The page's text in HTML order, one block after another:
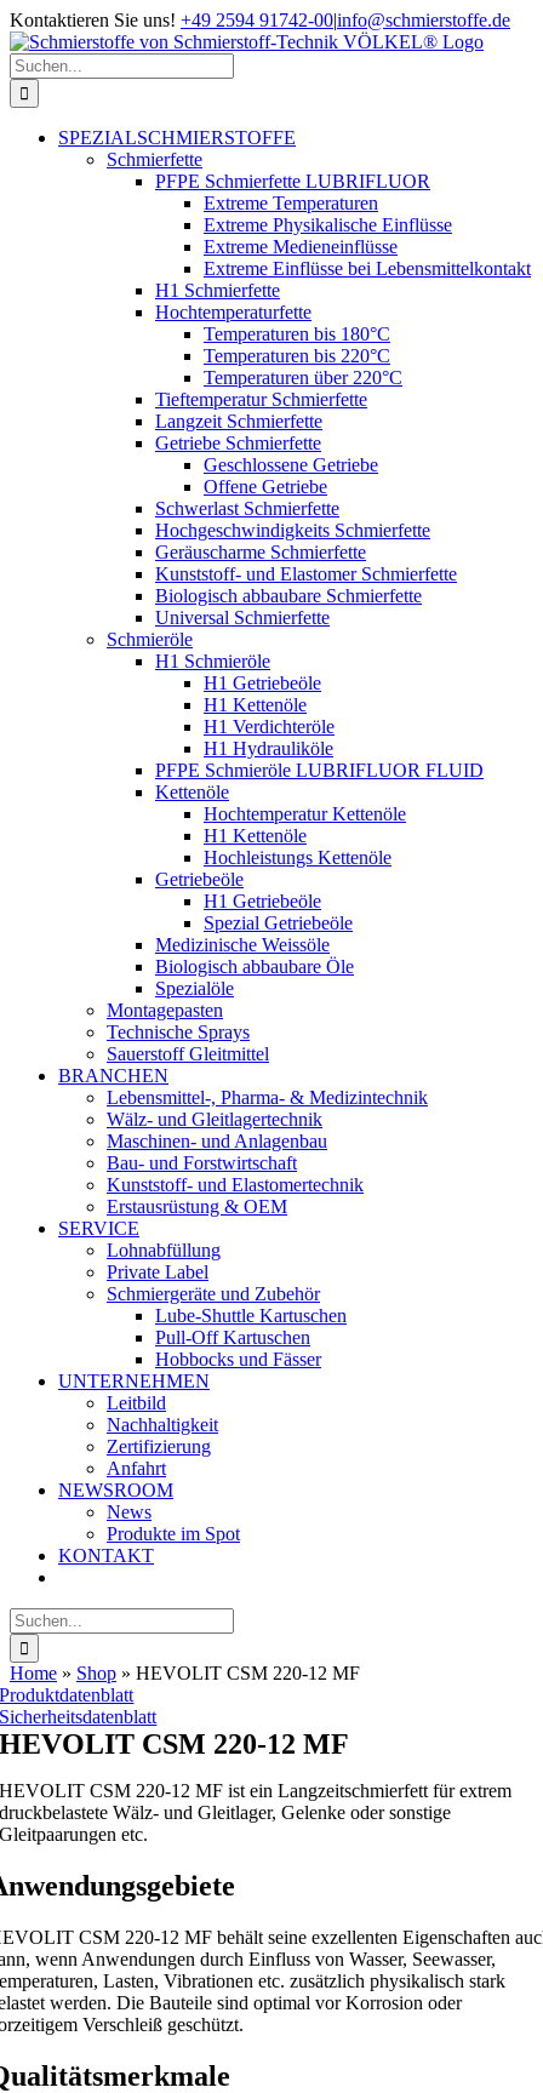
Zum
Inhalt
springen
Kontaktieren Sie uns! +49 2594 91742-00|info@schmierstoffe.de
Suche
nach:
SPEZIALSCHMIERSTOFFE
Schmierfette
PFPE Schmierfette LUBRIFLUOR
Extreme Temperaturen
Extreme Physikalische Einflüsse
Extreme Medieneinflüsse
Extreme Einflüsse bei Lebensmittelkontakt
H1 Schmierfette
Hochtemperaturfette
Temperaturen bis 180°C
Temperaturen bis 220°C
Temperaturen über 220°C
Tieftemperatur Schmierfette
Langzeit Schmierfette
Getriebe Schmierfette
Geschlossene Getriebe
Offene Getriebe
Schwerlast Schmierfette
Hochgeschwindigkeits Schmierfette
Geräuscharme Schmierfette
Kunststoff- und Elastomer Schmierfette
Biologisch abbaubare Schmierfette
Universal Schmierfette
Schmieröle
H1 Schmieröle
H1 Getriebeöle
H1 Kettenöle
H1 Verdichteröle
H1 Hydrauliköle
PFPE Schmieröle LUBRIFLUOR FLUID
Kettenöle
Hochtemperatur Kettenöle
H1 Kettenöle
Hochleistungs Kettenöle
Getriebeöle
H1 Getriebeöle
Spezial Getriebeöle
Medizinische Weissöle
Biologisch abbaubare Öle
Spezialöle
Montagepasten
Technische Sprays
Sauerstoff Gleitmittel
BRANCHEN
Lebensmittel-, Pharma- & Medizintechnik
Wälz- und Gleitlagertechnik
Maschinen- und Anlagenbau
Bau- und Forstwirtschaft
Kunststoff- und Elastomertechnik
Erstausrüstung & OEM
SERVICE
Lohnabfüllung
Private Label
Schmiergeräte und Zubehör
Lube-Shuttle Kartuschen
Pull-Off Kartuschen
Hobbocks und Fässer
UNTERNEHMEN
Leitbild
Nachhaltigkeit
Zertifizierung
Anfahrt
NEWSROOM
News
Produkte im Spot
KONTAKT
Suche
nach:
Home » Shop » HEVOLIT CSM 220-12 MF
Produktdatenblatt
Sicherheitsdatenblatt
HEVOLIT CSM 220-12 MF
HEVOLIT CSM 220-12 MF ist ein Langzeitschmierfett für extrem
druckbelastete Wälz- und Gleitlager, Gelenke oder sonstige
Gleitpaarungen etc.
CSM 220-12 MF behält seine exzellenten Eigenschaften
wenn Anwendungen durch Einfluss von Wasser, Seewasser,
Lasten, Vibrationen etc. zusätzlich physikalisch stark
werden. Die Bauteile sind optimal vor Korrosion oder
Verschleiß geschützt.